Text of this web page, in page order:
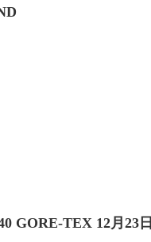
GORE-TEX 12月23日